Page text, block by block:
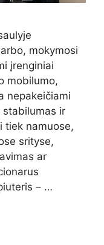
mokymosi
įrenginiai
mobilumo,
nepakeičiami
stabilumas ir
tiek namuose,
srityse,
ar
– …